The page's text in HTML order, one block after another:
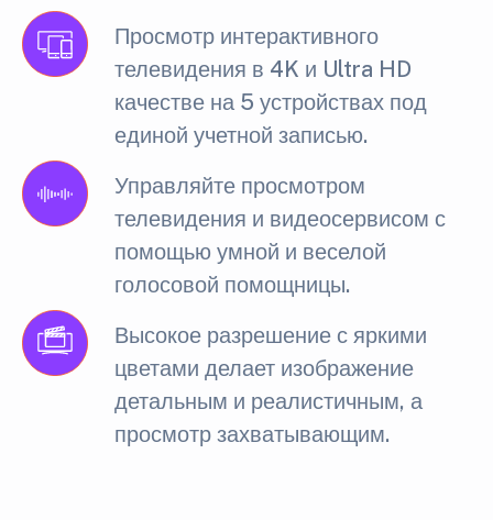
Просмотр интерактивного
телевидения в 4K и Ultra HD
качестве на 5 устройствах под
единой учетной записью.
Управляйте просмотром
телевидения и видеосервисом с
помощью умной и веселой
голосовой помощницы.
Высокое разрешение с яркими
цветами делает изображение
детальным и реалистичным, а
просмотр захватывающим.